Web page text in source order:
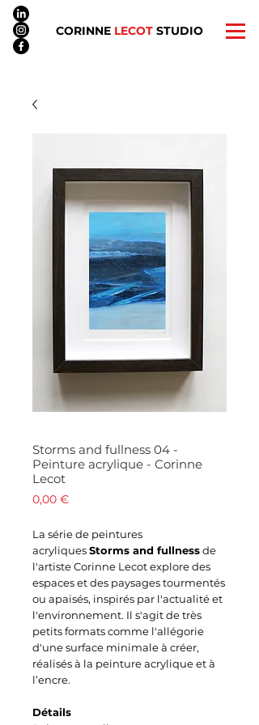
CORINNE LECOTSTUDIO
Storms and fullness 04 -
Peinture acrylique - Corinne
Lecot
0,00 €Prix
La série de peintures
acryliquesStorms and fullnessde
l'artiste Corinne Lecot explore des
espaces et des paysages tourmentés
ou apaisés, inspirés par l'actualité et
l'environnement. Il s'agit de très
petits formats comme l'allégorie
d'une surface minimale à créer,
réalisés à la peinture acrylique et à
l’encre.
Détails